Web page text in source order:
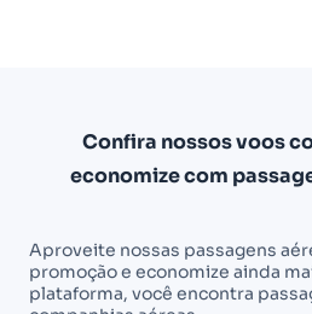
Confira nossos voos
economize com
Aproveite nossas passagens
promoção e economize ainda
plataforma, você encontra